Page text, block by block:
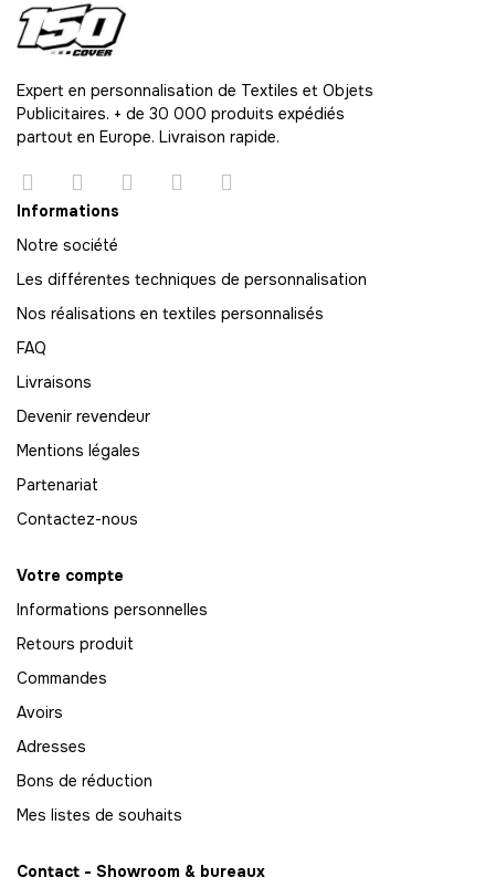
Expert en personnalisation de Textiles et Objets
Publicitaires. + de 30 000 produits expédiés
partout en Europe. Livraison rapide.
Informations
Notre société
Les différentes techniques de personnalisation
Nos réalisations en textiles personnalisés
FAQ
Livraisons
Devenir revendeur
Mentions légales
Partenariat
Contactez-nous
Votre compte
Informations personnelles
Retours produit
Commandes
Avoirs
Adresses
Bons de réduction
Mes listes de souhaits
Contact - Showroom & bureaux